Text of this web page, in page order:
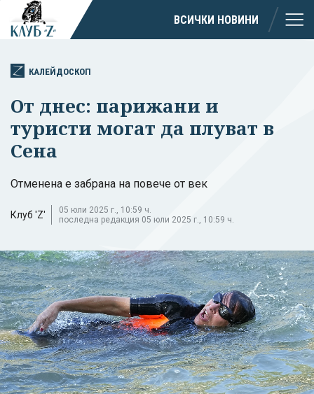
ВСИЧКИ НОВИНИ
КАЛЕЙДОСКОП
От днес: парижани и
туристи могат да плуват в
Сена
Отменена е забрана на повече от век
Клуб 'Z'
05 юли 2025 г., 10:59 ч.
последна редакция 05 юли 2025 г., 10:59 ч.